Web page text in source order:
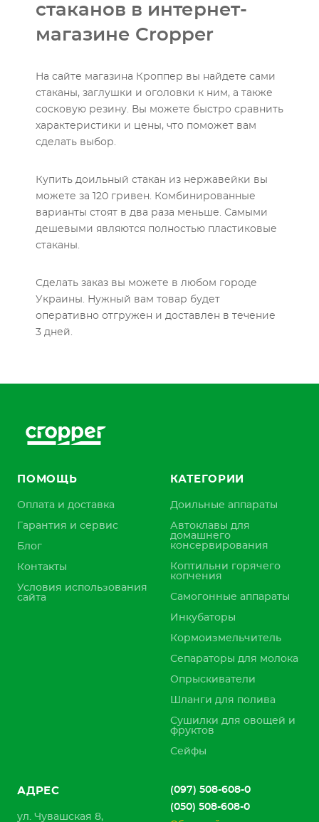
стаканов в интернет-
магазине Cropper
На сайте магазина Кроппер вы найдете сами
стаканы, заглушки и оголовки к ним, а также
сосковую резину. Вы можете быстро сравнить
характеристики и цены, что поможет вам
сделать выбор.
Купить доильный стакан из нержавейки вы
можете за 120 гривен. Комбинированные
варианты стоят в два раза меньше. Самыми
дешевыми являются полностью пластиковые
стаканы.
Сделать заказ вы можете в любом городе
Украины. Нужный вам товар будет
оперативно отгружен и доставлен в течение
3 дней.
ПОМОЩЬ
Оплата и доставка
Гарантия и сервис
Блог
Контакты
Условия использования
сайта
КАТЕГОРИИ
Доильные аппараты
Автоклавы для
домашнего
консервирования
Коптильни горячего
копчения
Самогонные аппараты
Инкубаторы
Кормоизмельчитель
Сепараторы для молока
Опрыскиватели
Шланги для полива
Сушилки для овощей и
фруктов
Сейфы
АДРЕС
ул. Чувашская 8,
(097) 508-608-0
(050) 508-608-0